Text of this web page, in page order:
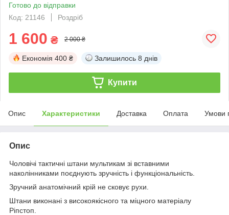
Готово до відправки
Код: 21146
Роздріб
1 600 ₴ 2 000 ₴
Економія 400 ₴ Залишилось 8 днів
Купити
Опис Характеристики Доставка Оплата Умови
Опис
Чоловічі тактичні штани мультикам зі вставними
наколінниками поєднують зручність і функціональність.
Зручний анатомічний крій не сковує рухи.
Штани виконані з високоякісного та міцного матеріалу
Ріпстоп.